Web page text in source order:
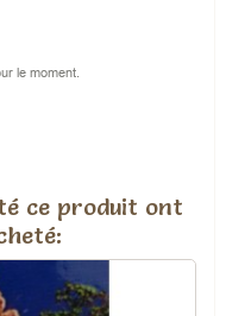
le moment.
ce produit ont